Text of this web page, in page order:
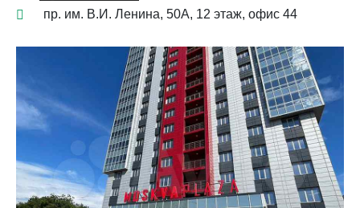
пр. им. В.И. Ленина, 50А, 12 этаж, офис 44